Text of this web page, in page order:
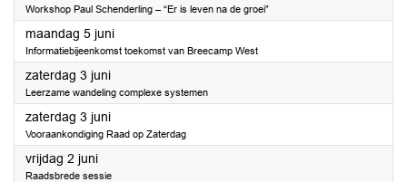
Workshop Paul Schenderling – “Er is leven na de groei”
maandag 5 juni2023
Informatiebijeenkomst toekomst van Breecamp West
zaterdag 3 juni2023
Leerzame wandeling complexe systemen
zaterdag 3 juni2023
Vooraankondiging Raad op Zaterdag
vrijdag 2 juni2023
Raadsbrede sessie